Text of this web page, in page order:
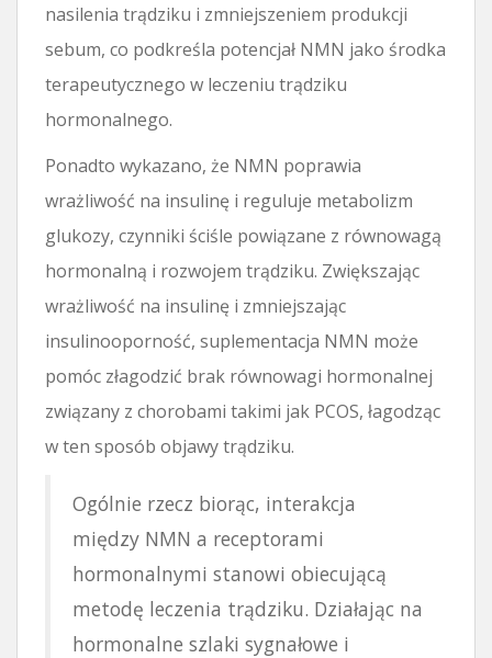
nasilenia trądziku i zmniejszeniem produkcji
sebum, co podkreśla potencjał NMN jako środka
terapeutycznego w leczeniu trądziku
hormonalnego.
Ponadto wykazano, że NMN poprawia
wrażliwość na insulinę i reguluje metabolizm
glukozy, czynniki ściśle powiązane z równowagą
hormonalną i rozwojem trądziku. Zwiększając
wrażliwość na insulinę i zmniejszając
insulinooporność, suplementacja NMN może
pomóc złagodzić brak równowagi hormonalnej
związany z chorobami takimi jak PCOS, łagodząc
w ten sposób objawy trądziku.
Ogólnie rzecz biorąc, interakcja
między NMN a receptorami
hormonalnymi stanowi obiecującą
metodę leczenia trądziku. Działając na
hormonalne szlaki sygnałowe i